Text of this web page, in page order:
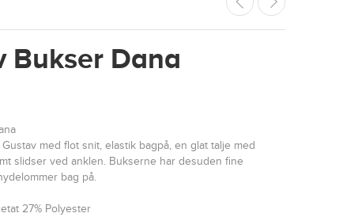
Bukser Dana
med flot snit, elastik bagpå, en glat talje med
slidser ved anklen. Bukserne har desuden fine
bag på.
27% Polyester